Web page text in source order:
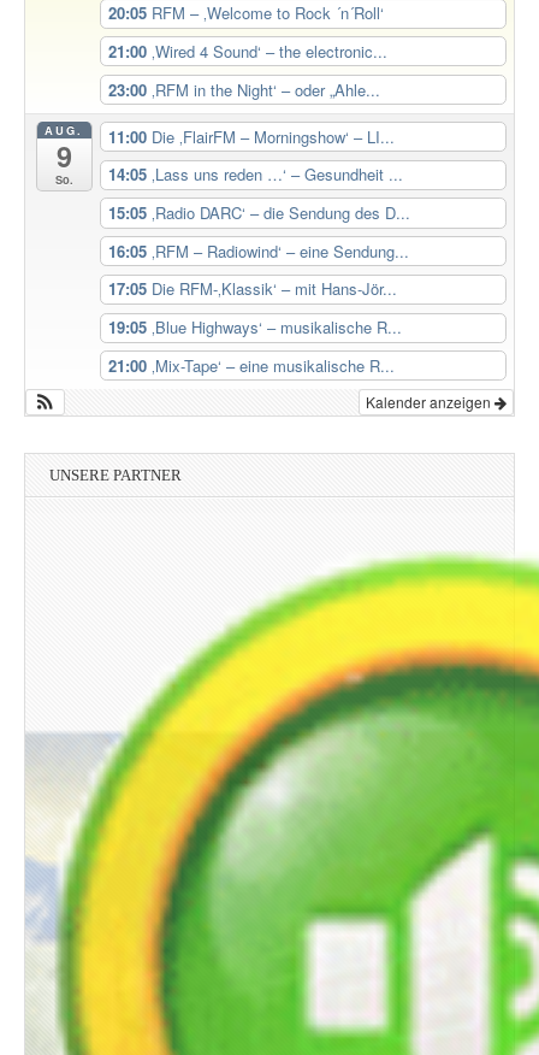
20:05 RFM – ‚Welcome to Rock ´n´Roll‘
21:00 ‚Wired 4 Sound‘ – the electronic...
23:00 ‚RFM in the Night‘ – oder „Ahle...
AUG.
9
So.
11:00 Die ‚FlairFM – Morningshow‘ – LI...
14:05 ‚Lass uns reden …‘ – Gesundheit ...
15:05 ‚Radio DARC‘ – die Sendung des D...
16:05 ‚RFM – Radiowind‘ – eine Sendung...
17:05 Die RFM-‚Klassik‘ – mit Hans-Jör...
19:05 ‚Blue Highways‘ – musikalische R...
21:00 ‚Mix-Tape‘ – eine musikalische R...
Kalender anzeigen
UNSERE PARTNER